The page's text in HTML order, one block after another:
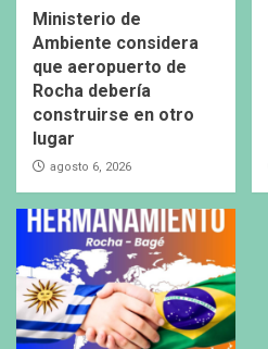
Ministerio de
Ambiente considera
que aeropuerto de
Rocha debería
construirse en otro
lugar
agosto 6, 2026